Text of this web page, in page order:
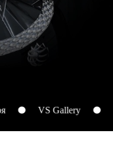
VS Gallery До